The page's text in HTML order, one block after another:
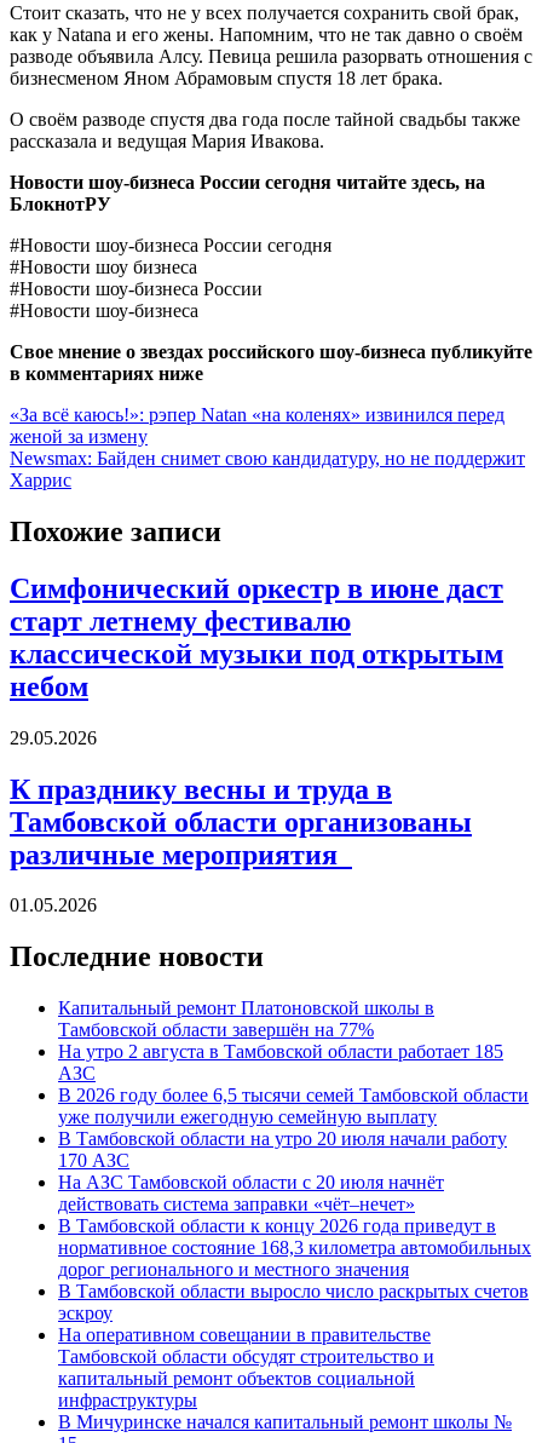
Стоит сказать, что не у всех получается сохранить свой брак,
как у Natana и его жены. Напомним, что не так давно о своём
разводе объявила Алсу. Певица решила разорвать отношения с
бизнесменом Яном Абрамовым спустя 18 лет брака.
О своём разводе спустя два года после тайной свадьбы также
рассказала и ведущая Мария Ивакова.
Новости шоу-бизнеса России сегодня читайте здесь, на
БлокнотРУ
#Новости шоу-бизнеса России сегодня
#Новости шоу бизнеса
#Новости шоу-бизнеса России
#Новости шоу-бизнеса
Свое мнение о звездах российского шоу-бизнеса публикуйте
в комментариях ниже
Навигация
по
записям
«За всё каюсь!»: рэпер Natan «на коленях» извинился перед
женой за измену
Newsmax: Байден снимет свою кандидатуру, но не поддержит
Харрис
Похожие записи
Симфонический оркестр в июне даст
старт летнему фестивалю
классической музыки под открытым
небом
29.05.2026
К празднику весны и труда в
Тамбовской области организованы
различные мероприятия
01.05.2026
Последние новости
Капитальный ремонт Платоновской школы в
Тамбовской области завершён на 77%
На утро 2 августа в Тамбовской области работает 185
АЗС
В 2026 году более 6,5 тысячи семей Тамбовской области
уже получили ежегодную семейную выплату
В Тамбовской области на утро 20 июля начали работу
170 АЗС
На АЗС Тамбовской области с 20 июля начнёт
действовать система заправки «чёт–нечет»
В Тамбовской области к концу 2026 года приведут в
нормативное состояние 168,3 километра автомобильных
дорог регионального и местного значения
В Тамбовской области выросло число раскрытых счетов
эскроу
На оперативном совещании в правительстве
Тамбовской области обсудят строительство и
капитальный ремонт объектов социальной
инфраструктуры
В Мичуринске начался капитальный ремонт школы №